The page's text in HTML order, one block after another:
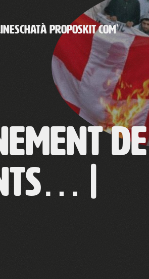
CHATÀ PROPOSKIT COM’
de
|